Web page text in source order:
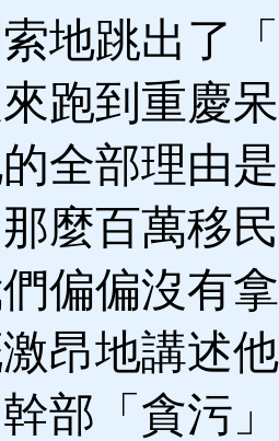
地跳出了
跑到重慶
全部理由
麼百萬移
偏偏沒有
昂地講述
部「貪污